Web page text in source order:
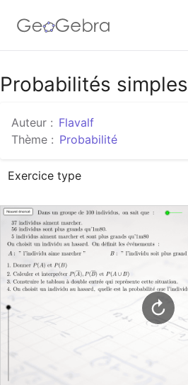
Google Classroom
Classe GeoGebra
Probabilités simples
Auteur : Flavalf
Thème : Probabilité
Exercice type